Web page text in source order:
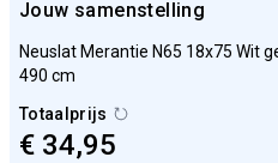
Jouw samenstelling
Neuslat Merantie N65 18x75 Wit
490 cm
Totaalprijs
€ 34,95